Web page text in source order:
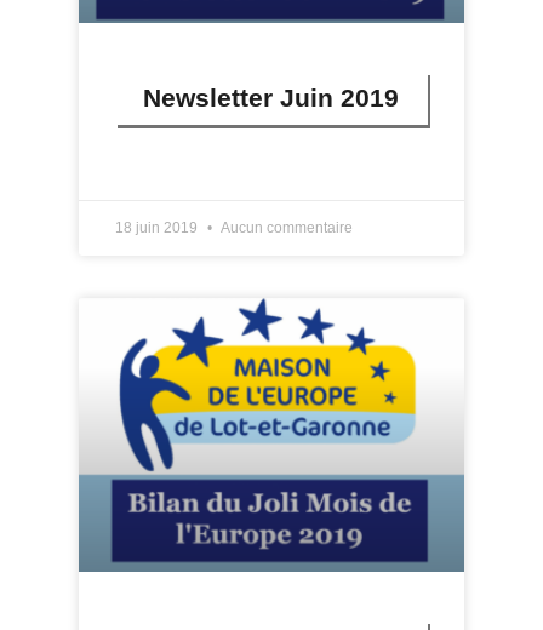
Newsletter Juin 2019
18 juin 2019 Aucun commentaire